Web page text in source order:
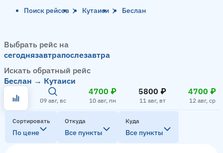
Поиск рейсов Кутаиси Беслан
Выбрать рейс на
сегоднязавтрапослезавтра
Искать обратный рейс
Беслан → Кутаиси
09 авг, вс
4700 ₽
10 авг, пн
5800 ₽
11 авг, вт
4700 ₽
12 авг, ср
Сортировать
По цене
Откуда
Все пункты
Куда
Все пункты